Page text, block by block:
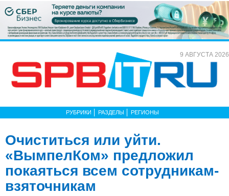
9 АВГУСТА 2026
РУБРИКИ РАЗДЕЛЫ РЕГИОНЫ
Очиститься или уйти.
«ВымпелКом» предложил
покаяться всем сотрудникам-
взяточникам